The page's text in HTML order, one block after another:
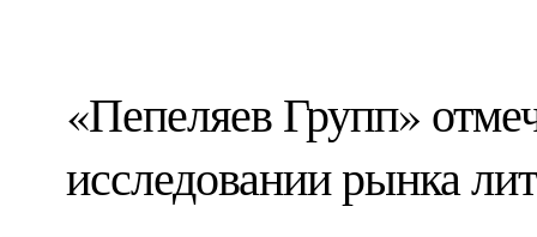
«Пепеляев Групп»
исследовании рынка